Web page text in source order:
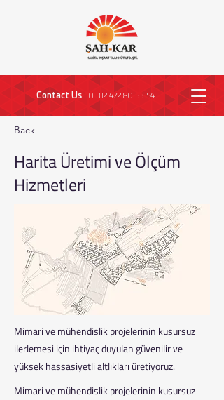
Contact Us 0 312 472 80 53 54
Back
Harita Üretimi ve Ölçüm
Hizmetleri
Mimari ve mühendislik projelerinin kusursuz
ilerlemesi için ihtiyaç duyulan güvenilir ve
yüksek hassasiyetli altlıkları üretiyoruz.
Mimari ve mühendislik projelerinin kusursuz